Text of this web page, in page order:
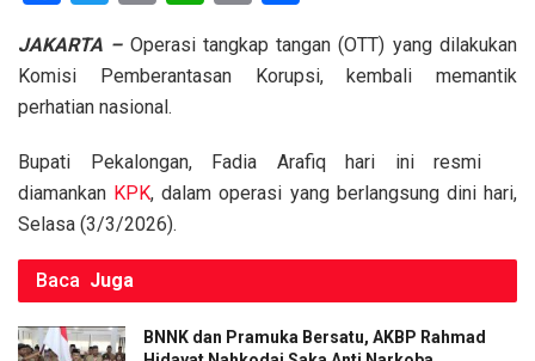
ce
b
o
k
tt
er
ail at
p
p
py
k
ar
JAKARTA – Operasi tangkap tangan (OTT) yang dilakukan
Komisi Pemberantasan Korupsi, kembali memantik
perhatian nasional.
Bupati Pekalongan, Fadia Arafiq hari ini resmi
diamankan KPK, dalam operasi yang berlangsung dini hari,
Selasa (3/3/2026).
Baca Juga
BNNK dan Pramuka Bersatu, AKBP Rahmad